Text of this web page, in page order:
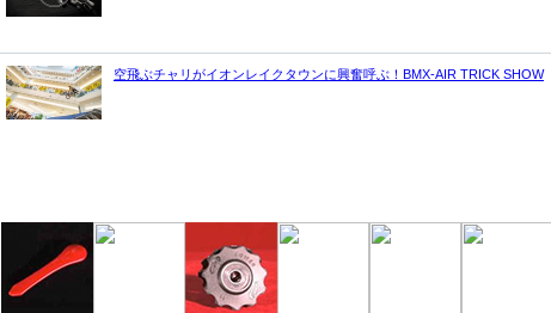
空飛ぶチャリがイオンレイクタウンに興奮呼ぶ！BMX-AIR TRICK SHOW